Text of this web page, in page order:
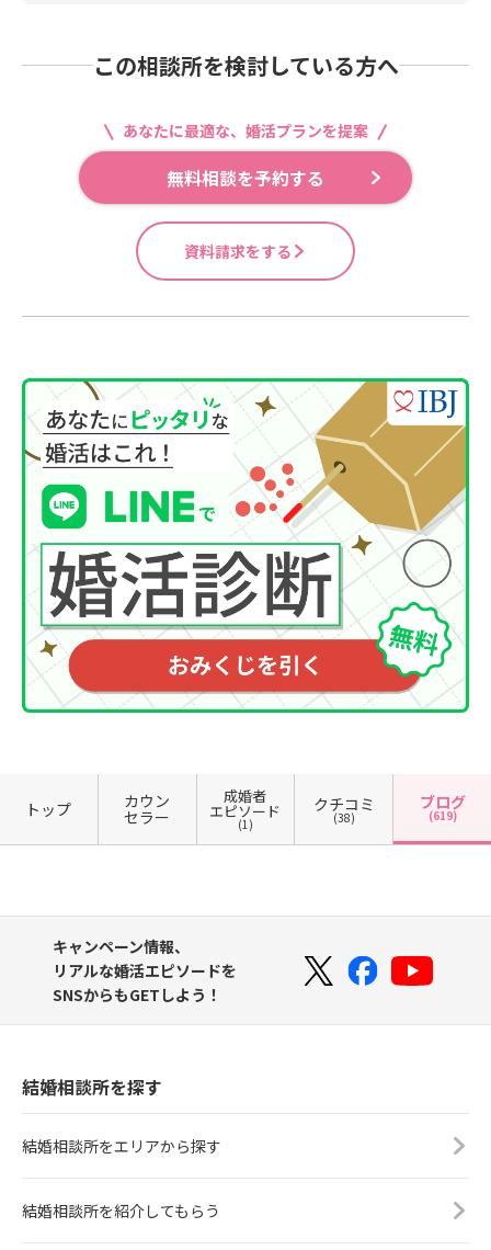
この相談所を検討している方へ
あなたに最適な、婚活プランを提案
無料相談を予約する
資料請求をする
トップ カウン
セラー
成婚者
エピソード
(1)
クチコミ
(38)
ブログ
(619)
キャンペーン情報、
リアルな婚活エピソードを
SNSからもGETしよう！
結婚相談所を探す
結婚相談所をエリアから探す
結婚相談所を紹介してもらう